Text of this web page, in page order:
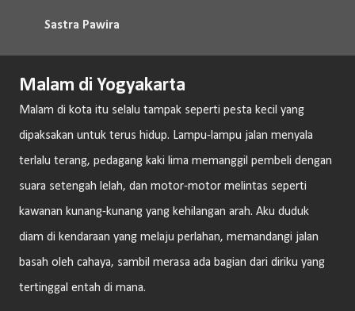
Langsung ke konten utama
Sastra Pawira
Malam di Yogyakarta
Malam di kota itu selalu tampak seperti pesta kecil yang
dipaksakan untuk terus hidup. Lampu-lampu jalan menyala
terlalu terang, pedagang kaki lima memanggil pembeli dengan
suara setengah lelah, dan motor-motor melintas seperti
kawanan kunang-kunang yang kehilangan arah. Aku duduk
diam di kendaraan yang melaju perlahan, memandangi jalan
basah oleh cahaya, sambil merasa ada bagian dari diriku yang
tertinggal entah di mana.